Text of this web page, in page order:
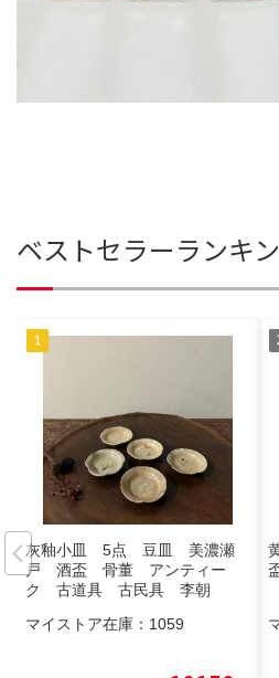
ベストセラーランキ
灰釉小皿 5点 豆皿 美濃瀬
戸 酒盃 骨董 アンティー
ク 古道具 古民具 李朝
マイストア在庫： 1059